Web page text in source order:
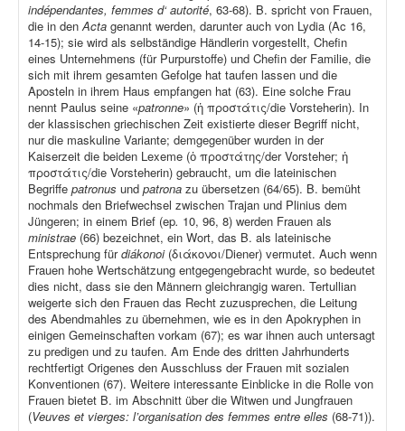
indépendantes, femmes d‘ autorité, 63-68). B. spricht von Frauen,
die in denActa genannt werden, darunter auch von Lydia (Ac 16,
14-15); sie wird als selbständige Händlerin vorgestellt, Chefin
eines Unternehmens (für Purpurstoffe) und Chefin der Familie, die
sich mit ihrem gesamten Gefolge hat taufen lassen und die
Aposteln in ihrem Haus empfangen hat (63). Eine solche Frau
nennt Paulus seine «patronne» (ἡ προστάτις/die Vorsteherin). In
der klassischen griechischen Zeit existierte dieser Begriff nicht,
nur die maskuline Variante; demgegenüber wurden in der
Kaiserzeit die beiden Lexeme (ὁ προστάτης/der Vorsteher; ἡ
προστάτις/die Vorsteherin) gebraucht, um die lateinischen
Begriffe patronus und patrona zu übersetzen (64/65). B. bemüht
nochmals den Briefwechsel zwischen Trajan und Plinius dem
Jüngeren; in einem Brief (ep. 10, 96, 8) werden Frauen als
ministrae (66) bezeichnet, ein Wort, das B. als lateinische
Entsprechung fürdiákonoi (διάκονοι/Diener) vermutet. Auch wenn
Frauen hohe Wertschätzung entgegengebracht wurde, so bedeutet
dies nicht, dass sie den Männern gleichrangig waren. Tertullian
weigerte sich den Frauen das Recht zuzusprechen, die Leitung
des Abendmahles zu übernehmen, wie es in den Apokryphen in
einigen Gemeinschaften vorkam (67); es war ihnen auch untersagt
zu predigen und zu taufen. Am Ende des dritten Jahrhunderts
rechtfertigt Origenes den Ausschluss der Frauen mit sozialen
Konventionen (67). Weitere interessante Einblicke in die Rolle von
Frauen bietet B. im Abschnitt über die Witwen und Jungfrauen
(Veuves et vierges: l’organisation des femmes entre elles (68-71)).